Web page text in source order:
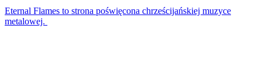
Eternal Flames to strona poświęcona chrześcijańskiej muzyce
metalowej.